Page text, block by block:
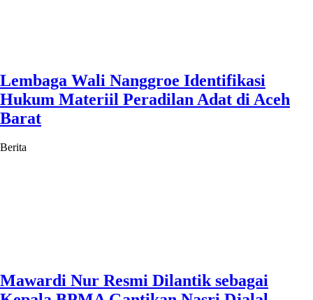
Lembaga Wali Nanggroe Identifikasi
Hukum Materiil Peradilan Adat di Aceh
Barat
Berita
Mawardi Nur Resmi Dilantik sebagai